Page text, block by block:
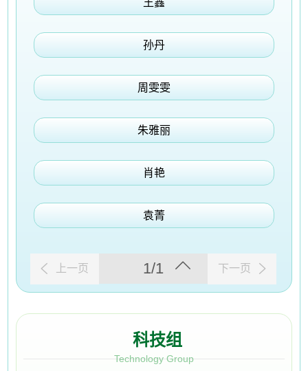
王鑫
孙丹
周雯雯
朱雅丽
肖艳
袁菁
上一页 1/1 下一页
科技组
Technology Group